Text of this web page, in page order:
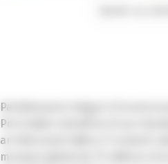
Parfaitement intégré à
Port Gallice bénéficie d’une
architectural Gallice 21 entend
montant global de 15 millions